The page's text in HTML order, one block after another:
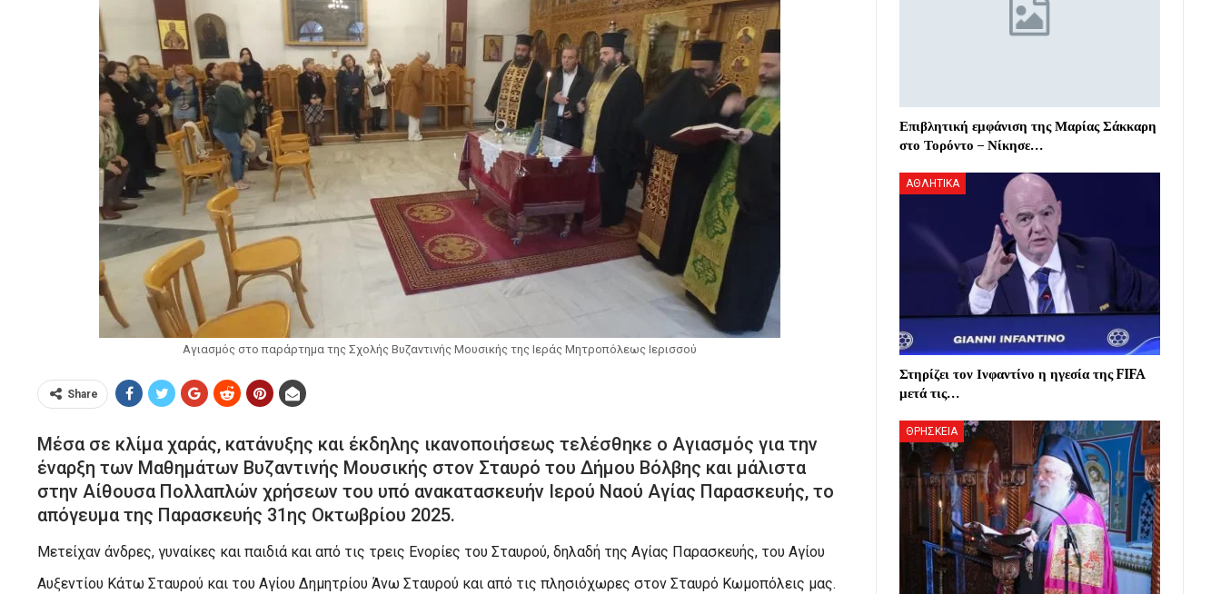
Αγιασμός στο παράρτημα της Σχολής Βυζαντινής Μουσικής της Ιεράς Μητροπόλεως Ιερισσού
Share
Μέσα σε κλίμα χαράς, κατάνυξης και έκδηλης ικανοποιήσεως τελέσθηκε ο Αγιασμός για την
έναρξη των Μαθημάτων Βυζαντινής Μουσικής στον Σταυρό του Δήμου Βόλβης και μάλιστα
στην Αίθουσα Πολλαπλών χρήσεων του υπό ανακατασκευήν Ιερού Ναού Αγίας Παρασκευής, το
απόγευμα της Παρασκευής 31ης Οκτωβρίου 2025.
Μετείχαν άνδρες, γυναίκες και παιδιά και από τις τρεις Ενορίες του Σταυρού, δηλαδή της Αγίας Παρασκευής, του Αγίου
Αυξεντίου Κάτω Σταυρού και του Αγίου Δημητρίου Άνω Σταυρού και από τις πλησιόχωρες στον Σταυρό Κωμοπόλεις μας.
Επιβλητική εμφάνιση της Μαρίας Σάκκαρη
στο Τορόντο – Νίκησε…
ΑΘΛΗΤΙΚΑ
Στηρίζει τον Ινφαντίνο η ηγεσία της FIFA
μετά τις…
ΘΡΗΣΚΕΙΑ